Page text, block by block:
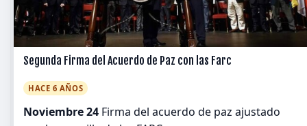
Segunda Firma del Acuerdo de Paz con las Farc
HACE 6 AÑOS
Noviembre 24 Firma del acuerdo de paz ajustado